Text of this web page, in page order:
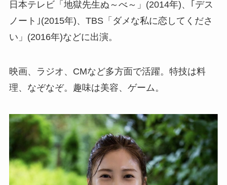
日本テレビ「地獄先生ぬ～べ～」(2014年)、｢デス
ノート｣(2015年)、TBS「ダメな私に恋してくださ
い」(2016年)などに出演。
映画、ラジオ、CMなど多方面で活躍。特技は料
理、なぞなぞ。趣味は美容、ゲーム。